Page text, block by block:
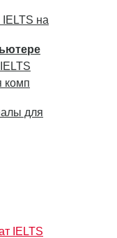
на
комп
для
IELTS